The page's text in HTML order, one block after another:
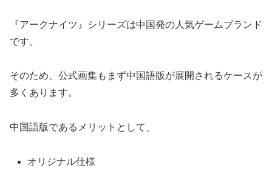
『アークナイツ』シリーズは中国発の人気ゲームブランド
です。
そのため、公式画集もまず中国語版が展開されるケースが
多くあります。
中国語版であるメリットとして、
オリジナル仕様